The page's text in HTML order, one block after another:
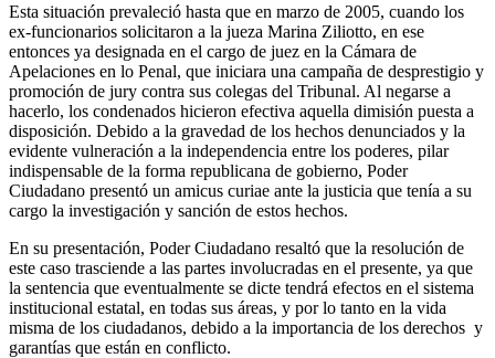
Esta situación prevaleció hasta que en marzo de 2005, cuando los
ex-funcionarios solicitaron a la jueza Marina Ziliotto, en ese
entonces ya designada en el cargo de juez en la Cámara de
Apelaciones en lo Penal, que iniciara una campaña de desprestigio y
promoción de jury contra sus colegas del Tribunal. Al negarse a
hacerlo, los condenados hicieron efectiva aquella dimisión puesta a
disposición. Debido a la gravedad de los hechos denunciados y la
evidente vulneración a la independencia entre los poderes, pilar
indispensable de la forma republicana de gobierno, Poder
Ciudadano presentó un amicus curiae ante la justicia que tenía a su
cargo la investigación y sanción de estos hechos.
En su presentación, Poder Ciudadano resaltó que la resolución de
este caso trasciende a las partes involucradas en el presente, ya que
la sentencia que eventualmente se dicte tendrá efectos en el sistema
institucional estatal, en todas sus áreas, y por lo tanto en la vida
misma de los ciudadanos, debido a la importancia de los derechos y
garantías que están en conflicto.